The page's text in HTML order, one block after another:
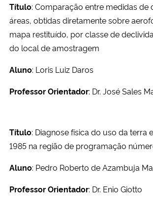
Título: Comparação entre medidas de
áreas, obtidas diretamente sobre
mapa restituído, por classe de
do local de amostragem
Aluno: Loris Luiz Daros
Professor Orientador: Dr. José Sales
Título: Diagnose física do uso da terra
1985 na região de programação
Aluno: Pedro Roberto de Azambuja
Professor Orientador: Dr. Enio Giotto